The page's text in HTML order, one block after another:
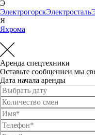
Э
ЭлектрогорскЭлектросталь
Я
Яхрома
Аренда спецтехники
Оставьте сообщениеи мы
Дата начала аренды